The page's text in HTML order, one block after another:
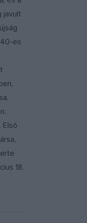
javult
es
Első
18.